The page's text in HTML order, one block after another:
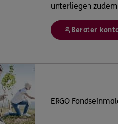
unterliegen
Berater
ERGO